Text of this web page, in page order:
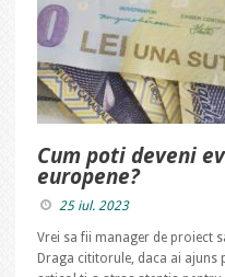
Cum poti deveni
europene?
25 iul. 2023
Vrei sa fii manager de proiect
Draga cititorule, daca ai ajuns